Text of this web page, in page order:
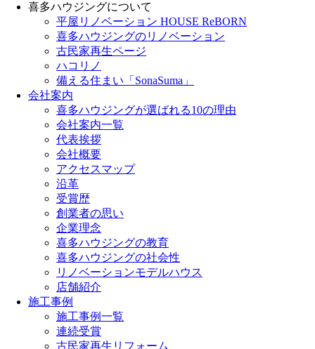
喜多ハウジングについて
平屋リノベーション HOUSE ReBORN
喜多ハウジングのリノベーション
古民家再生ページ
ハコリノ
備える住まい「SonaSuma」
会社案内
喜多ハウジングが選ばれる10の理由
会社案内一覧
代表挨拶
会社概要
アクセスマップ
沿革
受賞歴
創業者の思い
企業理念
喜多ハウジングの教育
喜多ハウジングの社会性
リノベーションモデルハウス
店舗紹介
施工事例
施工事例一覧
連続受賞
古民家再生リフォーム